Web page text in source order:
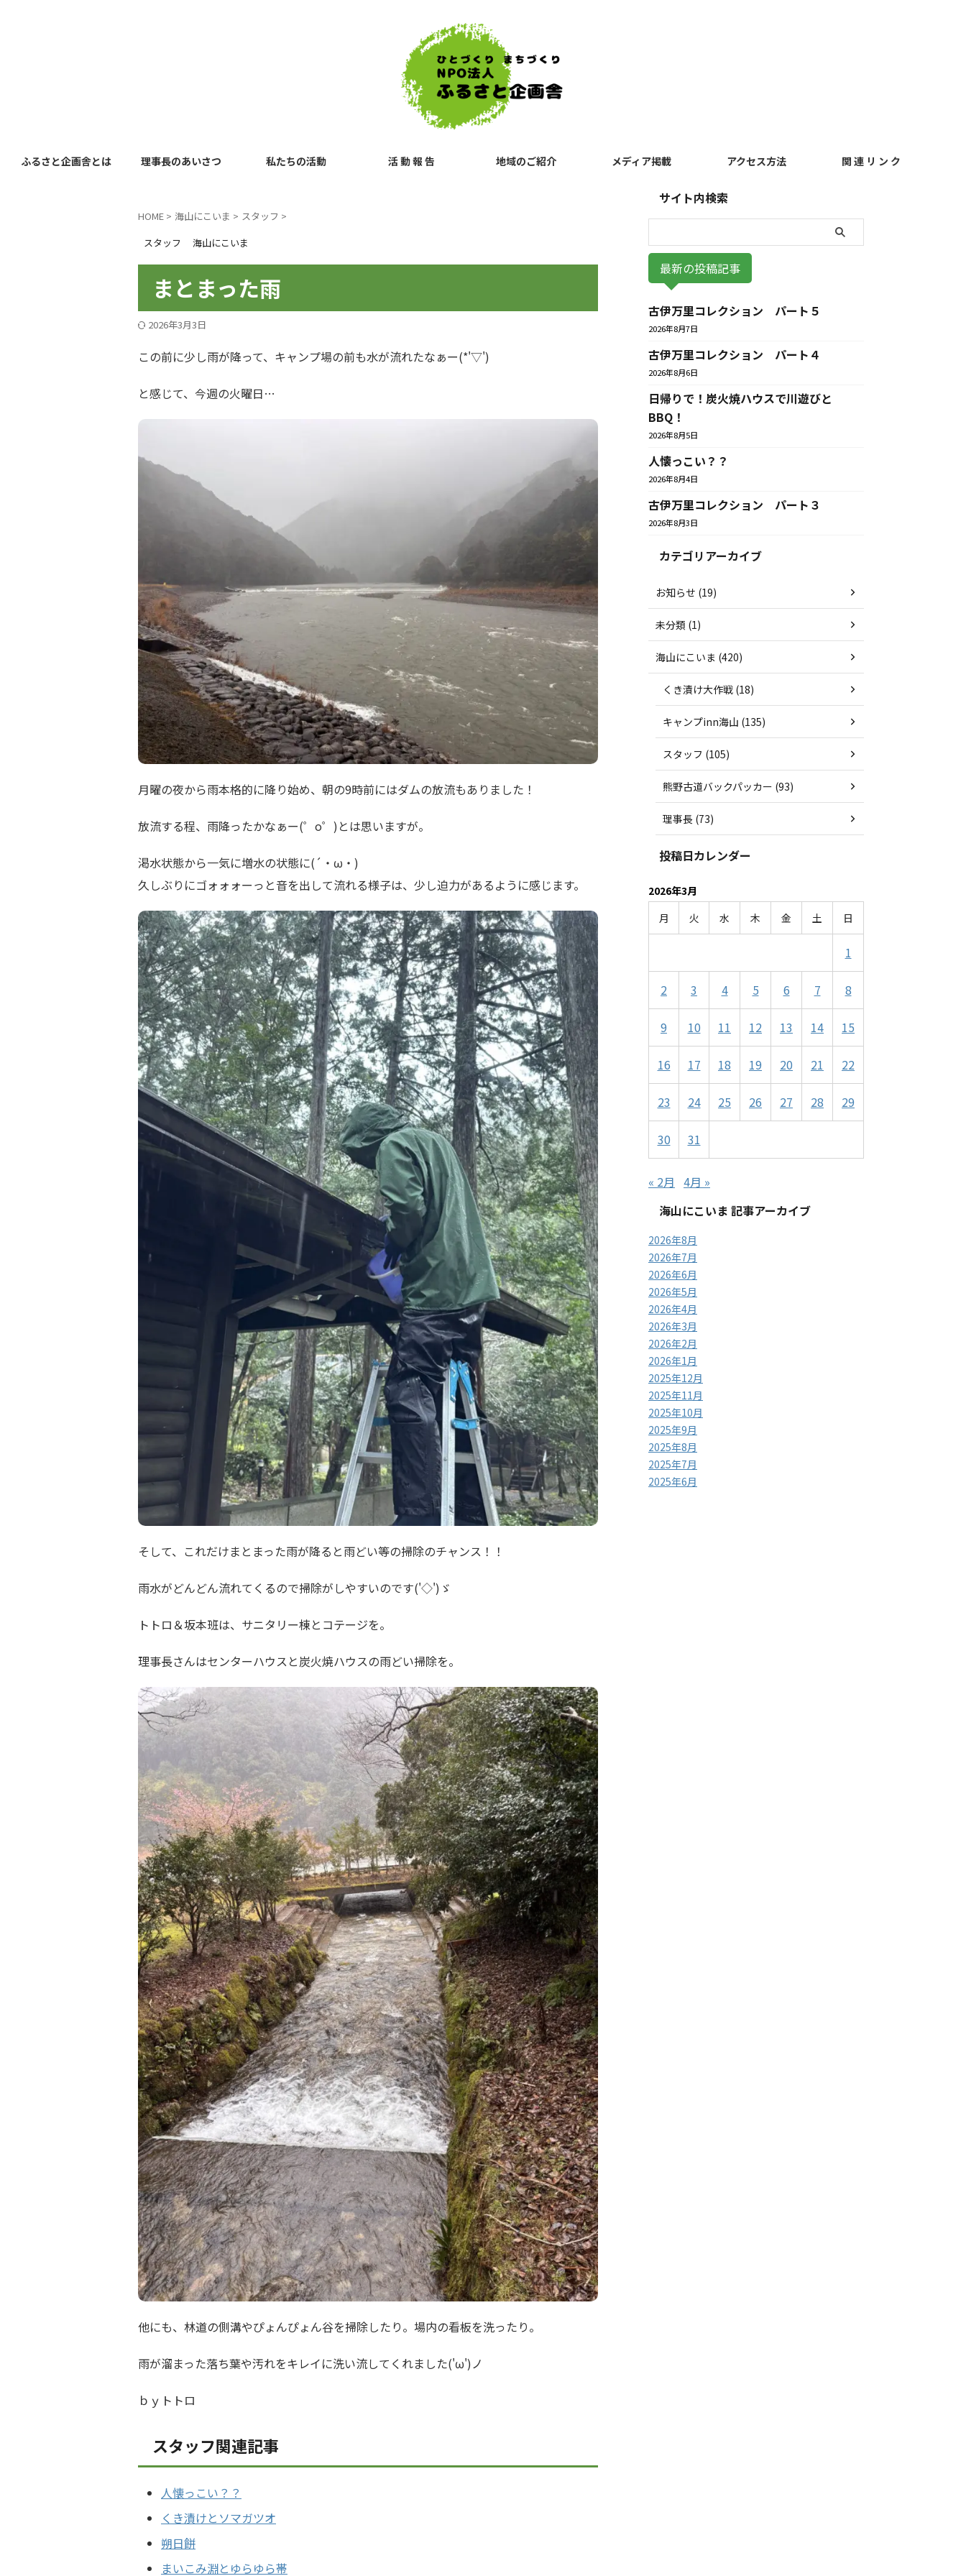
ふるさと企画舎とは 理事長のあいさつ 私たちの活動 活 動 報 告 地域のご紹介 メディア掲載 アクセス方法 関 連 リ ン ク
HOME > 海山にこいま > スタッフ >
スタッフ
海山にこいま
まとまった雨
2026年3月3日
この前に少し雨が降って、キャンプ場の前も水が流れたなぁー(*'▽')
と感じて、今週の火曜日…
月曜の夜から雨本格的に降り始め、朝の9時前にはダムの放流もありました！
放流する程、雨降ったかなぁー(゜o゜)とは思いますが。
渇水状態から一気に増水の状態に(´・ω・)
久しぶりにゴォォォーっと音を出して流れる様子は、少し迫力があるように感じます。
そして、これだけまとまった雨が降ると雨どい等の掃除のチャンス！！
雨水がどんどん流れてくるので掃除がしやすいのです('◇')ゞ
トトロ＆坂本班は、サニタリー棟とコテージを。
理事長さんはセンターハウスと炭火焼ハウスの雨どい掃除を。
他にも、林道の側溝やぴょんぴょん谷を掃除したり。場内の看板を洗ったり。
雨が溜まった落ち葉や汚れをキレイに洗い流してくれました('ω')ノ
ｂｙトトロ
スタッフ関連記事
人懐っこい？？
くき漬けとソマガツオ
朔日餅
まいこみ淵とゆらゆら帯
サイト内検索
最新の投稿記事
古伊万里コレクション パート５
2026年8月7日
古伊万里コレクション パート４
2026年8月6日
日帰りで！炭火焼ハウスで川遊びと
BBQ！
2026年8月5日
人懐っこい？？
2026年8月4日
古伊万里コレクション パート３
2026年8月3日
カテゴリアーカイブ
お知らせ (19)
未分類 (1)
海山にこいま (420)
くき漬け大作戦 (18)
キャンプinn海山 (135)
スタッフ (105)
熊野古道バックパッカー (93)
理事長 (73)
投稿日カレンダー
2026年3月
月
火 水 木 金 土 日
1
2 3 4 5 6 7 8
9 10 11 12 13 14 15
16 17 18 19 20 21 22
23 24 25 26 27 28 29
30 31
« 2月 4月 »
海山にこいま 記事アーカイブ
2026年8月
2026年7月
2026年6月
2026年5月
2026年4月
2026年3月
2026年2月
2026年1月
2025年12月
2025年11月
2025年10月
2025年9月
2025年8月
2025年7月
2025年6月